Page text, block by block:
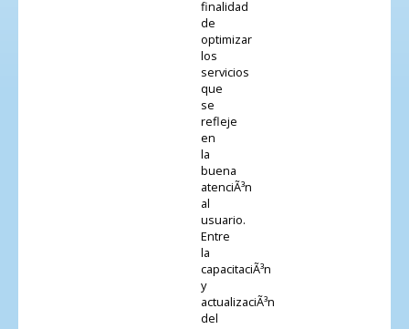
finalidad
de
optimizar
los
servicios
que
se
refleje
en
la
buena
atenciÃ³n
al
usuario.
Entre
la
capacitaciÃ³n
y
actualizaciÃ³n
del